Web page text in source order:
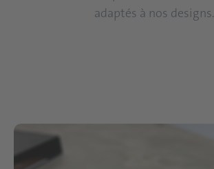
adaptés à nos designs.